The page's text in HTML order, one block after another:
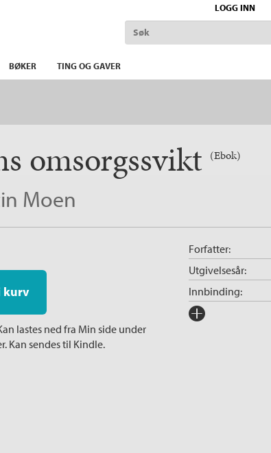
LOGG INN
BØKER TING OG GAVER
omsorgssvikt (Ebok)
Moen
kurv
lastes ned fra Min side under
Kan sendes til Kindle.
Forfatter:
Innbinding:
Utgivelsesår:
Forlag: